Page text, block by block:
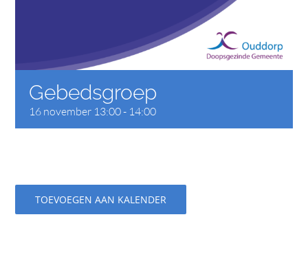
Gebedsgroep
16 november 13:00- 14:00
TOEVOEGEN AAN KALENDER